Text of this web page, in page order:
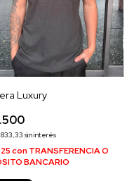
Luxury
sin interés
conTRANSFERENCIA O
BANCARIO